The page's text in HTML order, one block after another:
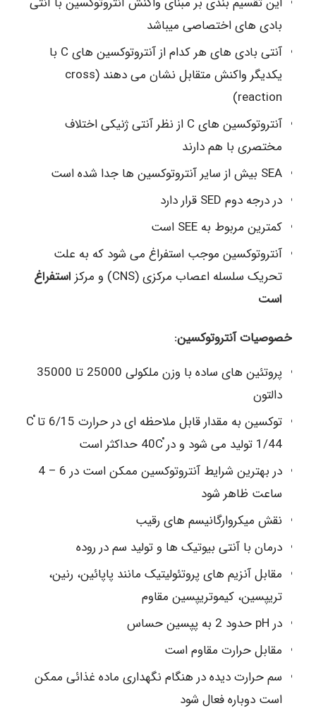
بادی های اختصاصی میباشد
آنتی بادی های هر کدام از آنتروتوکسین های C با
یکدیگر واکنش متقابل نشان می دهند (cross
reaction)
آنتروتوکسین های C از نظر آنتی ژنیکی اختلاف
مختصری با هم دارند
SEA بیش از سایر آنتروتوکسین ها جدا شده است
در درجه دوم SED قرار دارد
کمترین مربوط به SEE است
آنتروتوکسین موجب استفراغ می شود که به علت
تحریک سلسله اعصاب مرکزی (CNS) و مرکز
استفراغ
است
خصوصیات آنتروتوکسین:
پروتئین های ساده با وزن ملکولی 25000 تا 35000
دالتون
توکسین به مقدار قابل ملاحظه ای در حرارت 6/15 تا Cْ
1/44 تولید می شود و در 40Cْ حداکثر است
در بهترین شرایط آنتروتوکسین ممکن است در 6 – 4
ساعت ظاهر شود
نقش میکروارگانیسم های رقیب
درمان با آنتی بیوتیک ها و تولید سم در روده
مقابل آنزیم های پروتئولیتیک مانند پاپائین، رنین،
تریپسین، کیموتریپسین مقاوم
در pH حدود 2 به پپسین حساس
مقابل حرارت مقاوم است
سم حرارت دیده در هنگام نگهداری ماده غذائی ممکن
است دوباره فعال شود